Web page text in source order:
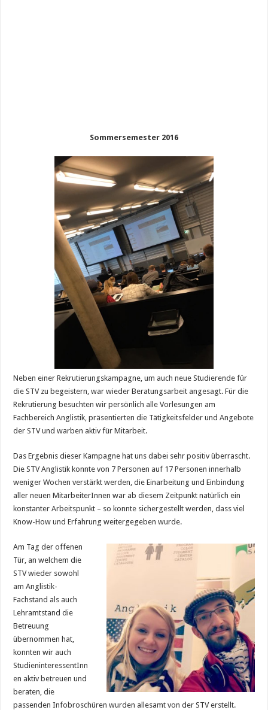
Sommersemester 2016
Neben einer Rekrutierungskampagne, um auch neue Studierende für
die STV zu begeistern, war wieder Beratungsarbeit angesagt. Für die
Rekrutierung besuchten wir persönlich alle Vorlesungen am
Fachbereich Anglistik, präsentierten die Tätigkeitsfelder und Angebote
der STV und warben aktiv für Mitarbeit.
Das Ergebnis dieser Kampagne hat uns dabei sehr positiv überrascht.
Die STV Anglistik konnte von 7 Personen auf 17 Personen innerhalb
weniger Wochen verstärkt werden, die Einarbeitung und Einbindung
aller neuen MitarbeiterInnen war ab diesem Zeitpunkt natürlich ein
konstanter Arbeitspunkt – so konnte sichergestellt werden, dass viel
Know-How und Erfahrung weitergegeben wurde.
Am Tag der offenen
Tür, an welchem die
STV wieder sowohl
am Anglistik-
Fachstand als auch
Lehramtstand die
Betreuung
übernommen hat,
konnten wir auch
StudieninteressentInn
en aktiv betreuen und
beraten, die
passenden Infobroschüren wurden allesamt von der STV erstellt.